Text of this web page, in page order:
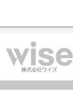
株式会社ワイズ